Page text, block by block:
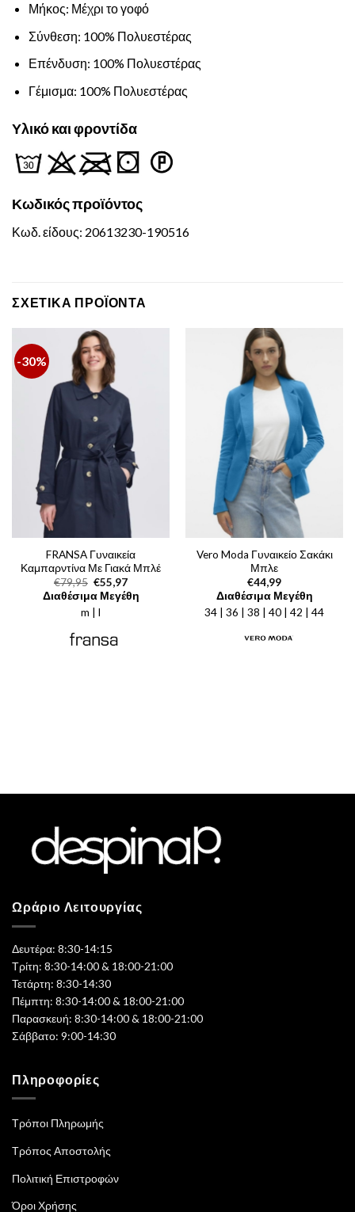
Μήκος: Μέχρι το γοφό
Σύνθεση: 100% Πολυεστέρας
Επένδυση: 100% Πολυεστέρας
Γέμισμα: 100% Πολυεστέρας
Υλικό και φροντίδα
Κωδικόςπροϊόντος
Κωδ. είδους: 20613230-190516
ΣΧΕΤΙΚΆ ΠΡΟΪΌΝΤΑ
-30%
FRANSA Γυναικεία
Καμπαρντίνα Με Γιακά Μπλέ
€79,95 Original
price
was:
€79,95.
€55,97Η
τρέχουσα
τιμή
Διαθέσιμα Μεγέθη
m | l
Vero Moda Γυναικείο Σακάκι
Μπλε
€44,99
Διαθέσιμα Μεγέθη
34 | 36 | 38 | 40 | 42 | 44
Ωράριο Λειτουργίας
Δευτέρα: 8:30-14:15
Τρίτη: 8:30-14:00 & 18:00-21:00
Τετάρτη: 8:30-14:30
Πέμπτη: 8:30-14:00 & 18:00-21:00
Παρασκευή: 8:30-14:00 & 18:00-21:00
Σάββατο: 9:00-14:30
Πληροφορίες
Τρόποι Πληρωμής
Τρόπος Αποστολής
Πολιτική Επιστροφών
Όροι Χρήσης